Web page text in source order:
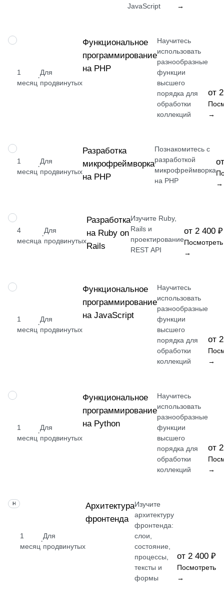
JavaScript
→
НАВЫК
1
месяц
·
Для
продвинутых
Функциональное
программирование
на PHP
Научитесь
использовать
разнообразные
функции
высшего
порядка для
обработки
коллекций
от
→
НАВЫК
1
месяц
·
Для
продвинутых
Разработка
микрофреймворка
на PHP
Познакомитесь с
разработкой
микрофреймворка
на PHP
→
НАВЫК
4
месяца
·
Для
продвинутых
Разработка
на Ruby on
Rails
Изучите Ruby,
Rails и
проектирование
REST API
от 2 400 ₽
Посмотреть
→
НАВЫК
1
месяц
·
Для
продвинутых
Функциональное
программирование
на JavaScript
Научитесь
использовать
разнообразные
функции
высшего
порядка для
обработки
коллекций
от
→
НАВЫК
1
месяц
·
Для
продвинутых
Функциональное
программирование
на Python
Научитесь
использовать
разнообразные
функции
высшего
порядка для
обработки
коллекций
от
→
НАВЫК
1
месяц
·
Для
продвинутых
Архитектура
фронтенда
Изучите
архитектуру
фронтенда:
слои,
состояние,
процессы,
тексты и
формы
от 2 400 ₽
Посмотреть
→